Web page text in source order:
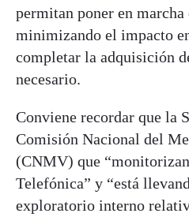
permitan poner en marcha
minimizando el impacto
completar la adquisición
necesario.
Conviene recordar que la
Comisión Nacional del
(CNMV) que
Telefónica” y “está
exploratorio interno